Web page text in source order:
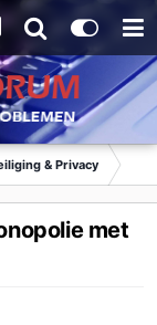
& Privacy
met